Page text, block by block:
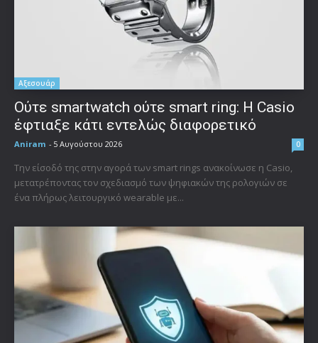
Αξεσουάρ
Ούτε smartwatch ούτε smart ring: Η Casio
έφτιαξε κάτι εντελώς διαφορετικό
Aniram - 5 Αυγούστου 2026 0
Την είσοδό της στην αγορά των smart rings ανακοίνωσε η Casio,
μετατρέποντας τον σχεδιασμό των ψηφιακών της ρολογιών σε
ένα πλήρως λειτουργικό wearable με...